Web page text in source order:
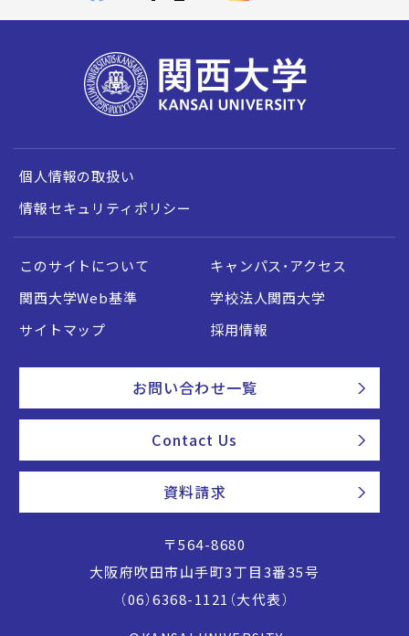
個人情報の取扱い
情報セキュリティポリシー
このサイトについて
キャンパス・アクセス
関西大学Web基準
学校法人関西大学
サイトマップ
採用情報
お問い合わせ一覧
Contact Us
資料請求
〒564-8680
大阪府吹田市山手町3丁目3番35号
（06）6368-1121（大代表）